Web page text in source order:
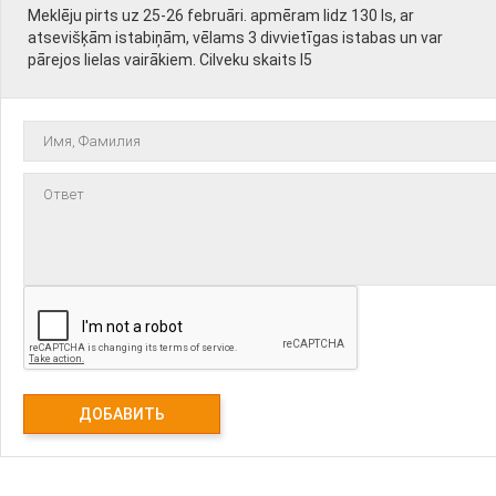
Meklēju pirts uz 25-26 februāri. apmēram lidz 130 ls, ar
atsevišķām istabiņām, vēlams 3 divvietīgas istabas un var
pārejos lielas vairākiem. Cilveku skaits l5